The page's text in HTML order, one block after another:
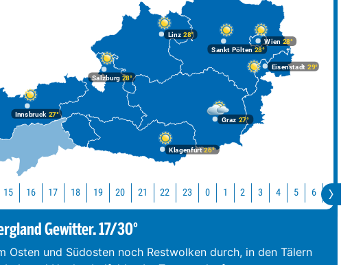
Graz 27°
Innsbruck27°
Klagenfurt26°
Linz 28°
Salzburg28°
Wien 28°
Eisenstadt 29°
Sankt Pölten 28°
15 16 17 18 19 20 21 22 23 0 1 2 3 4 5 6 7
Gewitter. 17/30°
Osten und Südosten noch Restwolken durch, in den Tälern